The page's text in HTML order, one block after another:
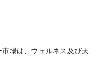
場は、ウェルネス及び天